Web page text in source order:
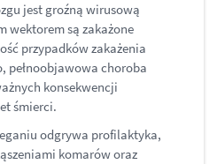
jest groźną wirusową
wektorem są zakażone
przypadków zakażenia
pełnoobjawowa choroba
konsekwencji
śmierci.
odgrywa profilaktyka,
komarów oraz